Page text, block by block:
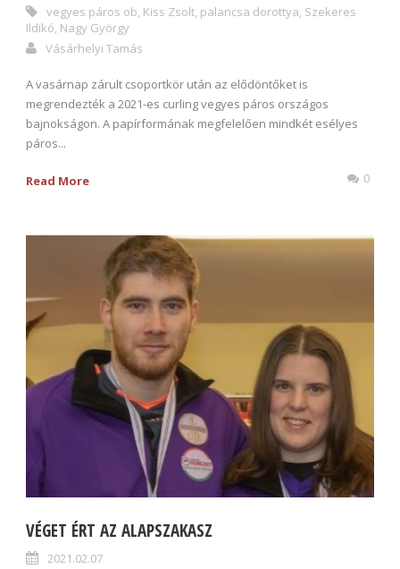
vegyes páros ob, Kiss Zsolt, palancsa dorottya, Szekeres
Ildikó, Nagy György
Vásárhelyi Tamás
A vasárnap zárult csoportkör után az elődöntőket is
megrendezték a 2021-es curling vegyes páros országos
bajnokságon. A papírformának megfelelően mindkét esélyes
páros...
Read More 0
VÉGET ÉRT AZ ALAPSZAKASZ
2021.02.07